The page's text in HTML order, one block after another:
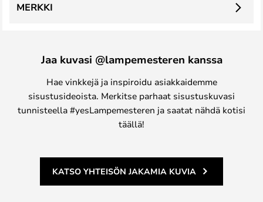
MERKKI
Jaa kuvasi @lampemesteren kanssa
Hae vinkkejä ja inspiroidu asiakkaidemme
sisustusideoista. Merkitse parhaat sisustuskuvasi
tunnisteella #yesLampemesteren ja saatat nähdä kotisi
täällä!
KATSO YHTEISÖN JAKAMIA KUVIA